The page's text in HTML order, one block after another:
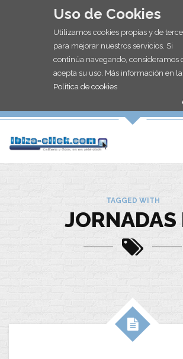
Uso de Cookies
Utilizamos cookies propias y de
para mejorar nuestros servicios. Si
continúa navegando, consideramos
acepta su uso. Más información en la
Política de cookies
TAGGED WITH
JORNADAS